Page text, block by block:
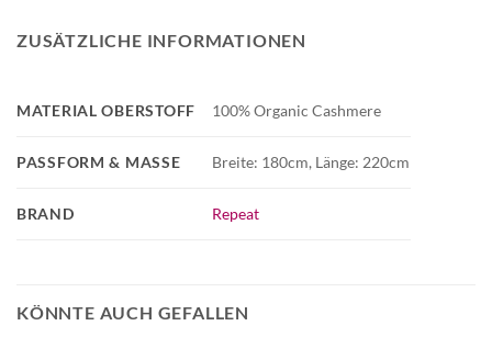
ZUSÄTZLICHE INFORMATIONEN
BRAND Repeat
MATERIAL OBERSTOFF 100% Organic Cashmere
PASSFORM & MASSE Breite: 180cm, Länge: 220cm
KÖNNTE AUCH GEFALLEN